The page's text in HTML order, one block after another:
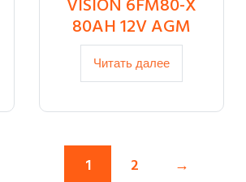
VISION 6FM80-X
80AH 12V AGM
Читать далее
1 2 →